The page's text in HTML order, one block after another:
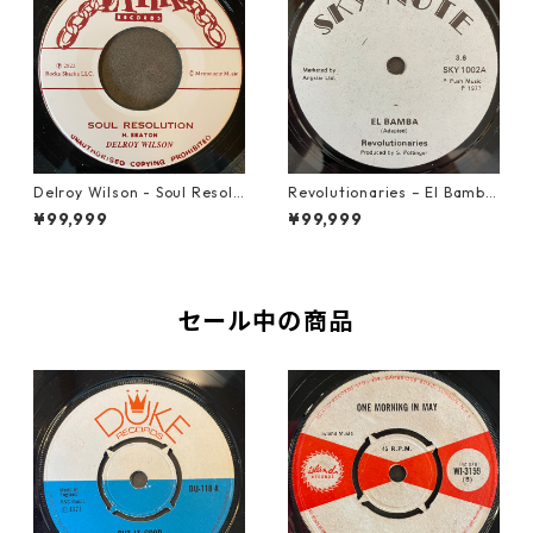
Delroy Wilson - Soul Resolu
tion【7-21935】
¥99,999
Revolutionaries – El Bamba
【7-21855】
¥99,999
セール中の商品